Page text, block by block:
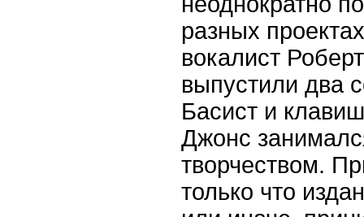
разных
вокалист
выпустили два
Басист и
Джонс
творчеством.
только что